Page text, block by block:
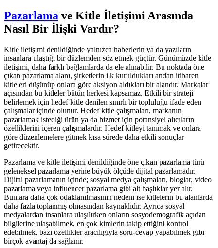
Pazarlama ve Kitle İletişimi Arasında
Nasıl Bir İlişki Vardır?
Kitle iletişimi denildiğinde yalnızca haberlerin ya da yazıların
insanlara ulaştığı bir düzlemden söz etmek güçtür. Günümüzde kitle
iletişimi, daha farklı bağlamlarda da ele alınabilir. Bu noktada öne
çıkan pazarlama alanı, şirketlerin ilk kuruldukları andan itibaren
kitleleri düşünüp onlara göre aksiyon aldıkları bir alandır. Markalar
açısından bu kitleler bütün herkesi kapsamaz. Etkili bir strateji
belirlemek için hedef kitle denilen sınırlı bir topluluğu ifade eden
çalışmalar içinde olunur. Hedef kitle çalışmaları, markanın
pazarlamak istediği ürün ya da hizmet için potansiyel alıcıların
özelliklerini içeren çalışmalardır. Hedef kitleyi tanımak ve onlara
göre düzenlemelere gitmek kısa sürede daha etkili sonuçlar
getirecektir.
Pazarlama ve kitle iletişimi denildiğinde öne çıkan pazarlama türü
geleneksel pazarlama yerine büyük ölçüde dijital pazarlamadır.
Dijital pazarlamanın içinde; sosyal medya çalışmaları, bloglar, video
pazarlama veya influencer pazarlama gibi alt başlıklar yer alır.
Bunlara daha çok odaklanılmasının nedeni ise kitlelerin bu alanlarda
daha fazla toplanmış olmasından kaynaklıdır. Ayrıca sosyal
medyalardan insanlara ulaşılırken onların sosyodemografik açıdan
bilgilerine ulaşabilmek, en çok kimlerin takip ettiğini kontrol
edebilmek, bazı özellikler aracılığıyla soru-cevap yapabilmek gibi
birçok avantaj da sağlanır.